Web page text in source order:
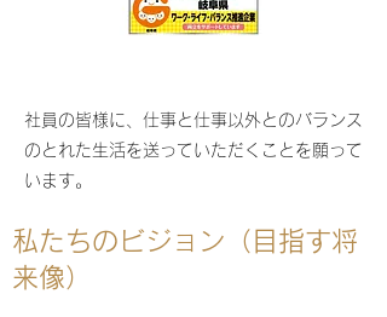
社員の皆様に、仕事と仕事以外とのバランス
のとれた生活を送っていただくことを願って
います。
私たちのビジョン（目指す将
来像）